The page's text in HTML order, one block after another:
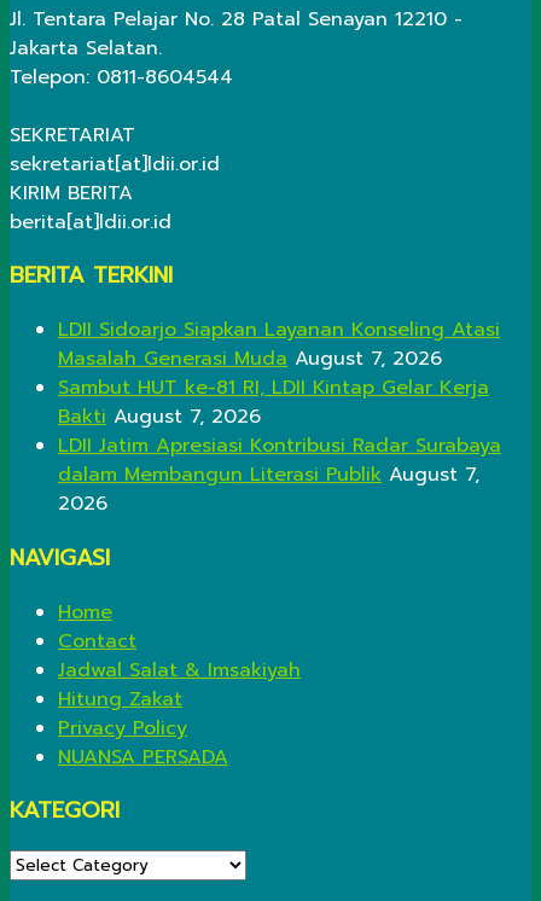
Jl. Tentara Pelajar No. 28 Patal Senayan 12210 -
Jakarta Selatan.
Telepon: 0811-8604544
SEKRETARIAT
sekretariat[at]ldii.or.id
KIRIM BERITA
berita[at]ldii.or.id
BERITA TERKINI
LDII Sidoarjo Siapkan Layanan Konseling Atasi
Masalah Generasi Muda August 7, 2026
Sambut HUT ke-81 RI, LDII Kintap Gelar Kerja
Bakti August 7, 2026
LDII Jatim Apresiasi Kontribusi Radar Surabaya
dalam Membangun Literasi Publik August 7,
2026
NAVIGASI
Home
Contact
Jadwal Salat & Imsakiyah
Hitung Zakat
Privacy Policy
NUANSA PERSADA
KATEGORI
KATEGORI